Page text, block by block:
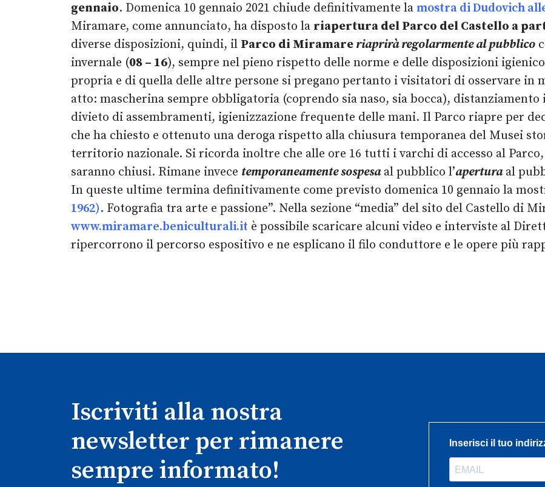
gennaio. Domenica 10 gennaio 2021 chiude definitivamente la mostra di Dudovich
Miramare, come annunciato, ha disposto la riapertura del Parco del Castello a
diverse disposizioni, quindi, il Parco di Miramare riaprirà regolarmente al pubblico
invernale (08 – 16), sempre nel pieno rispetto delle norme e delle disposizioni
propria e di quella delle altre persone si pregano pertanto i visitatori di osservare in
atto: mascherina sempre obbligatoria (coprendo sia naso, sia bocca),
divieto di assembramenti, igienizzazione frequente delle mani. Il Parco riapre per
che ha chiesto e ottenuto una deroga rispetto alla chiusura temporanea del Musei
territorio nazionale. Si ricorda inoltre che alle ore 16 tutti i varchi di accesso al
saranno chiusi. Rimane invece temporaneamente sospesaal pubblico l’aperturaal
In queste ultime termina definitivamente come previsto domenica 10 gennaio la
1962). Fotografia tra arte e passione”. Nella sezione “media” del sito del Castello di
www.miramare.beniculturali.it è possibile scaricare alcuni video e interviste al
ripercorrono il percorso espositivo e ne esplicano il filo conduttore e le opere più
Iscriviti alla nostra
newsletter per rimanere
sempre informato!